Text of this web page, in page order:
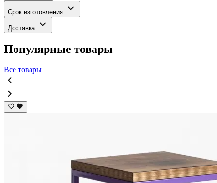
Срок изготовления
Доставка
Популярные товары
Все товары